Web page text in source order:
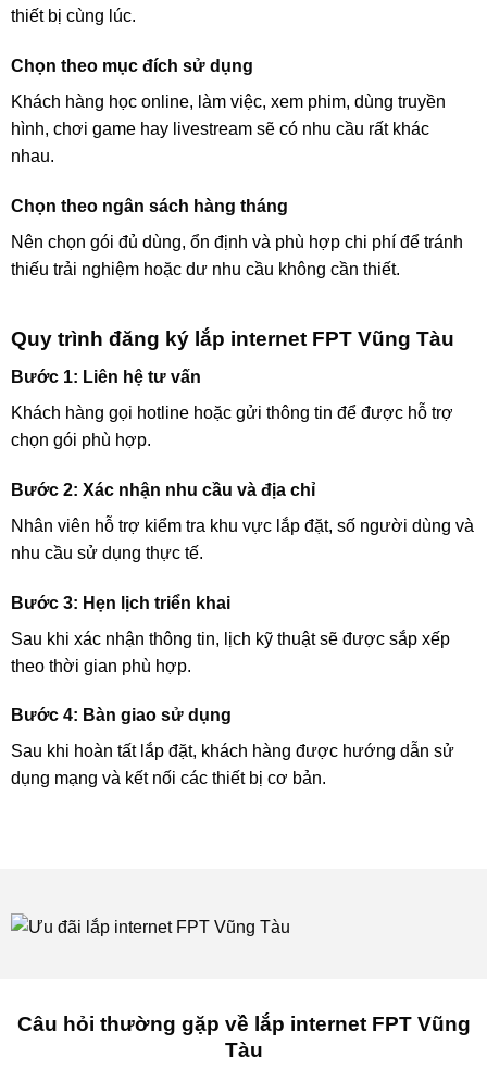
thiết bị cùng lúc.
Chọn theo mục đích sử dụng
Khách hàng học online, làm việc, xem phim, dùng truyền
hình, chơi game hay livestream sẽ có nhu cầu rất khác
nhau.
Chọn theo ngân sách hàng tháng
Nên chọn gói đủ dùng, ổn định và phù hợp chi phí để tránh
thiếu trải nghiệm hoặc dư nhu cầu không cần thiết.
Quy trình đăng ký lắp internet FPT Vũng Tàu
Bước 1: Liên hệ tư vấn
Khách hàng gọi hotline hoặc gửi thông tin để được hỗ trợ
chọn gói phù hợp.
Bước 2: Xác nhận nhu cầu và địa chỉ
Nhân viên hỗ trợ kiểm tra khu vực lắp đặt, số người dùng và
nhu cầu sử dụng thực tế.
Bước 3: Hẹn lịch triển khai
Sau khi xác nhận thông tin, lịch kỹ thuật sẽ được sắp xếp
theo thời gian phù hợp.
Bước 4: Bàn giao sử dụng
Sau khi hoàn tất lắp đặt, khách hàng được hướng dẫn sử
dụng mạng và kết nối các thiết bị cơ bản.
Câu hỏi thường gặp về lắp internet FPT Vũng
Tàu